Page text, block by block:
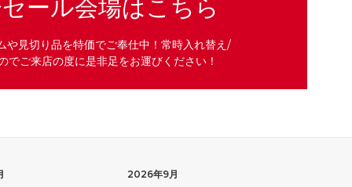
ール会場はこちら
や見切り品を特価でご奉仕中！常時入れ替え/
でご来店の度に是非足をお運びください！
2026年9月